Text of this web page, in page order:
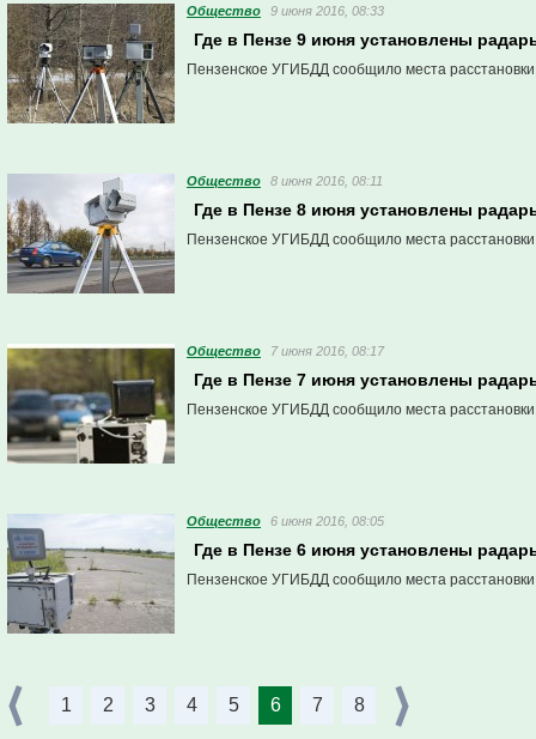
Общество 9 июня 2016, 08:33
Где в Пензе 9 июня установлены
Пензенское УГИБДД сообщило места
Общество 8 июня 2016, 08:11
Где в Пензе 8 июня установлены
Пензенское УГИБДД сообщило места
Общество 7 июня 2016, 08:17
Где в Пензе 7 июня установлены
Пензенское УГИБДД сообщило места
Общество 6 июня 2016, 08:05
Где в Пензе 6 июня установлены
Пензенское УГИБДД сообщило места
1 2 3 4 5 6 7 8